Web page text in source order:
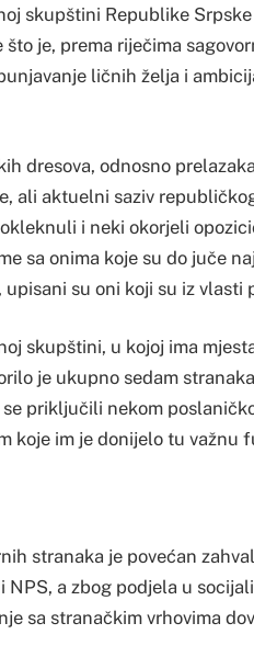
skupštini Republike
što je, prema riječima
ličnih želja i
dresova, odnosno
ali aktuelni saziv
i neki okorjeli
sa onima koje su do juče
su oni koji su iz vlasti
skupštini, u kojoj ima
je ukupno sedam
priključili nekom
koje im je donijelo tu važnu
stranaka je povećan
NPS, a zbog podjela u
sa stranačkim vrhovima